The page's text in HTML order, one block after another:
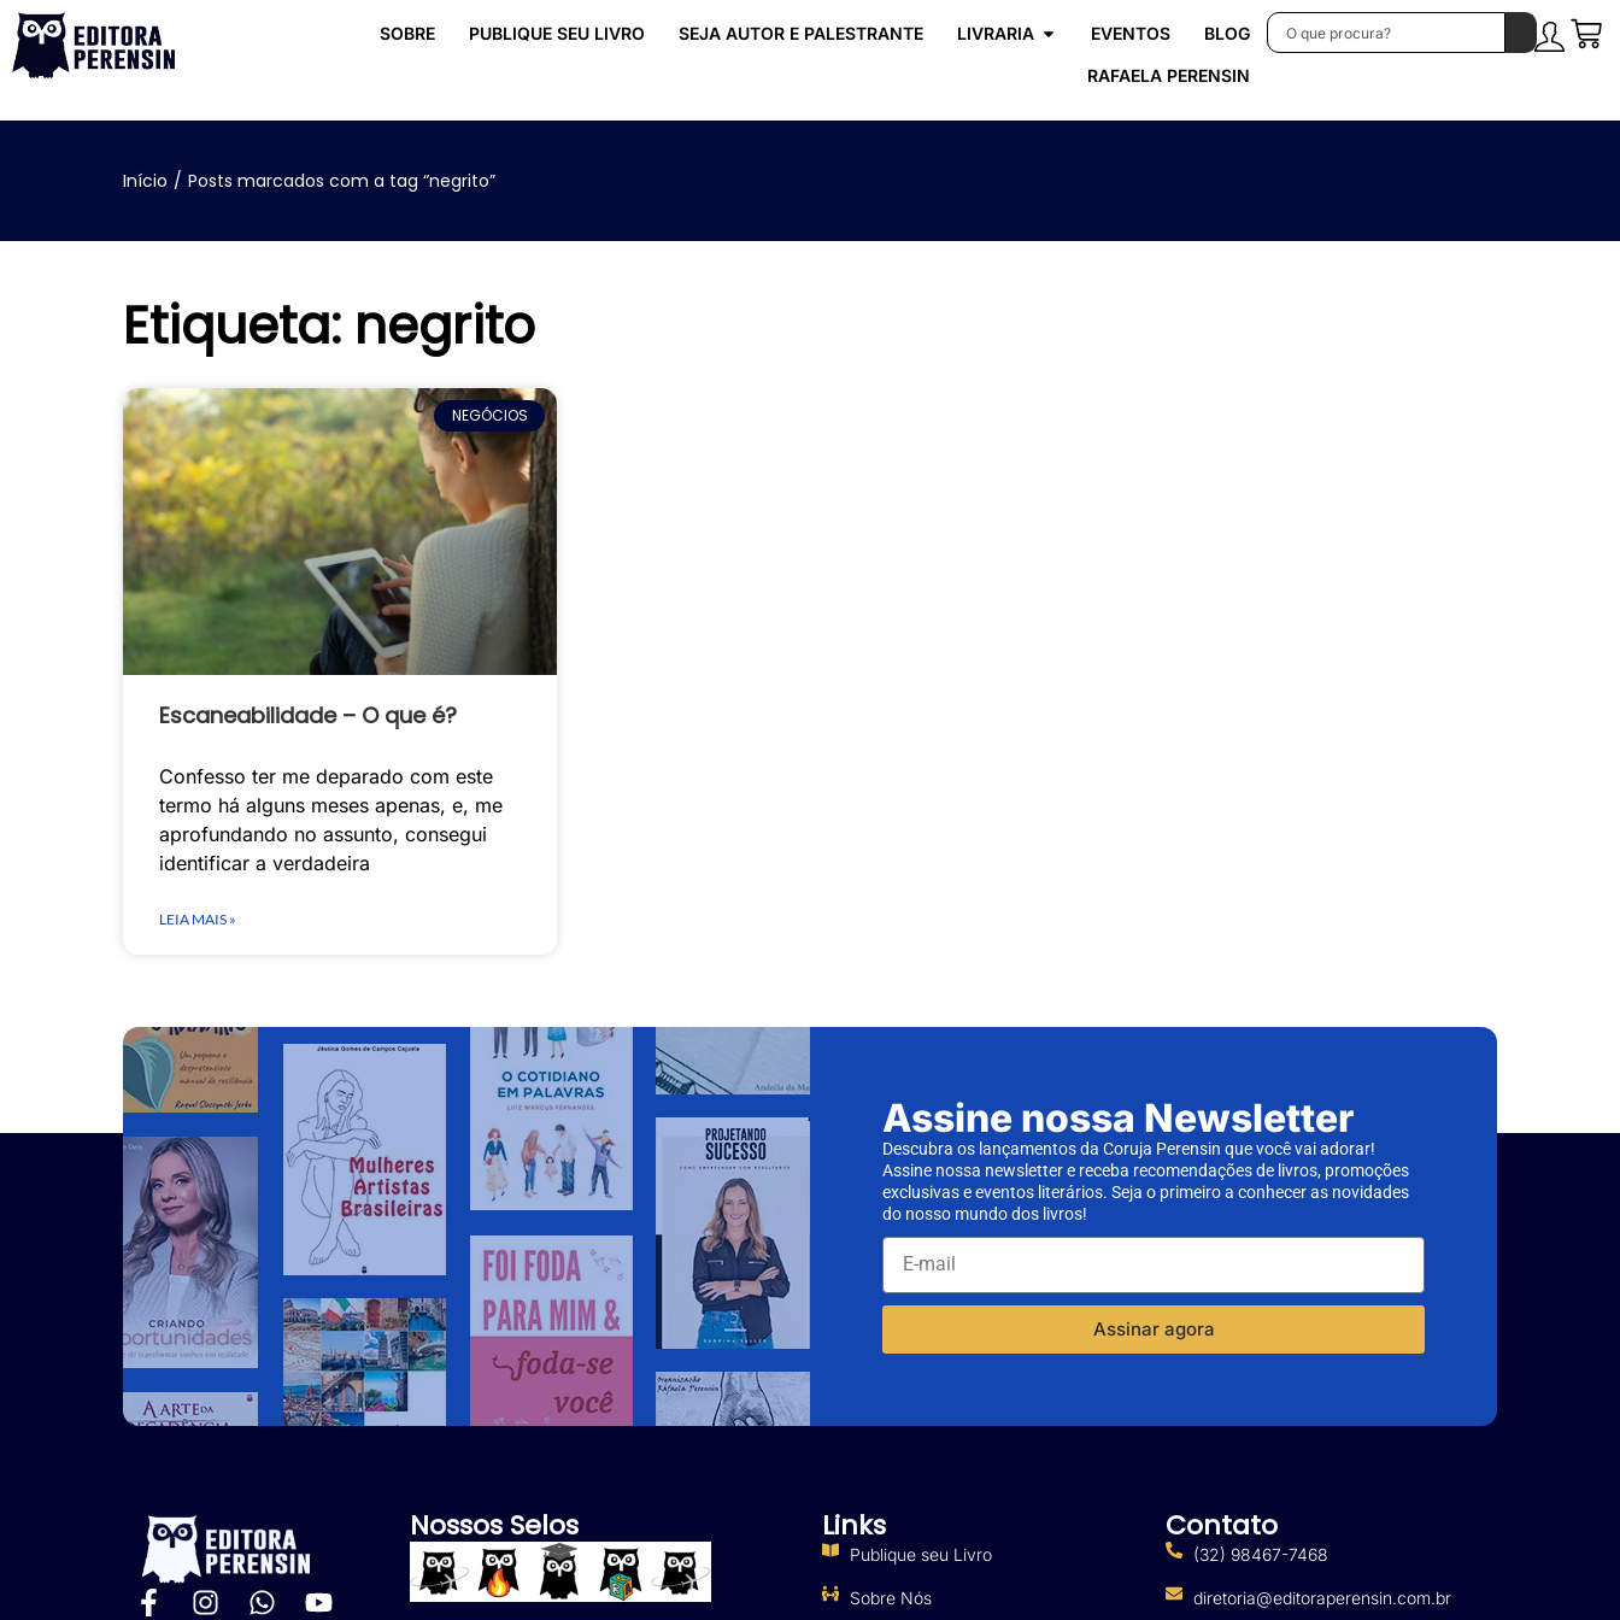
SOBRE PUBLIQUE SEU LIVRO SEJA AUTOR E PALESTRANTE LIVRARIA EVENTOS BLOG
RAFAELA PERENSIN
Início / Posts marcados com a tag “negrito”
Etiqueta: negrito
NEGÓCIOS
Escaneabilidade – O que é?
Confesso ter me deparado com este
termo há alguns meses apenas, e, me
aprofundando no assunto, consegui
identificar a verdadeira
LEIA MAIS »
Assine nossa Newsletter
Descubra os lançamentos da Coruja Perensin que você vai adorar!
Assine nossa newsletter e receba recomendações de livros, promoções
exclusivas e eventos literários. Seja o primeiro a conhecer as novidades
do nosso mundo dos livros!
Assinar agora
Nossos Selos Links
Publique seu Livro
Sobre Nós
Contato
(32) 98467-7468
diretoria@editoraperensin.com.br